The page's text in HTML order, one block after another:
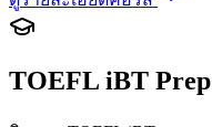
TOEFL iBT Prep